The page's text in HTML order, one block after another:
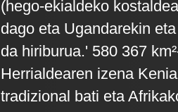
(hego-ekialdeko
dago eta Ugandarekin
da hiriburua.' 580 367
Herrialdearen izena
tradizional bati eta